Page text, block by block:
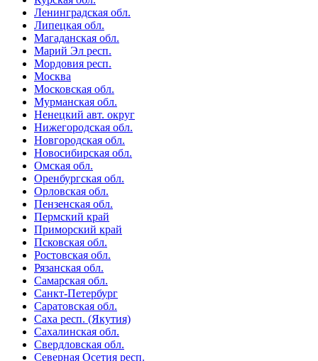
Ленинградская обл.
Липецкая обл.
Магаданская обл.
Марий Эл респ.
Мордовия респ.
Москва
Московская обл.
Мурманская обл.
Ненецкий авт. округ
Нижегородская обл.
Новгородская обл.
Новосибирская обл.
Омская обл.
Оренбургская обл.
Орловская обл.
Пензенская обл.
Пермский край
Приморский край
Псковская обл.
Ростовская обл.
Рязанская обл.
Самарская обл.
Санкт-Петербург
Саратовская обл.
Саха респ. (Якутия)
Сахалинская обл.
Свердловская обл.
Северная Осетия респ.